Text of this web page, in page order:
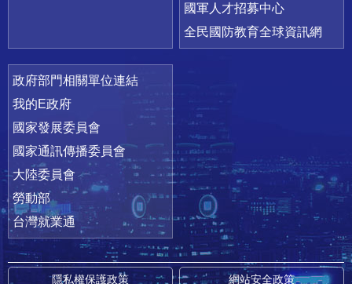
國軍人才招募中心
全民國防教育全球資訊網
政府部門相關單位連結
我的E政府
國家發展委員會
國家通訊傳播委員會
大陸委員會
勞動部
台灣就業通
隱私權保護政策 網站安全政策